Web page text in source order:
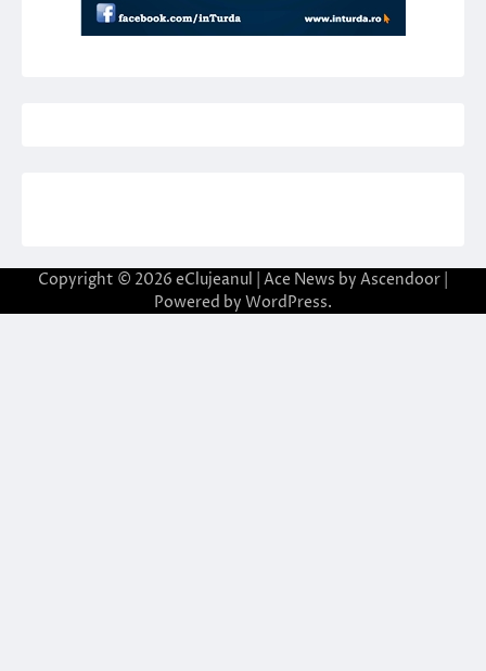
Copyright © 2026 eClujeanul | Ace News by Ascendoor
Powered by WordPress.